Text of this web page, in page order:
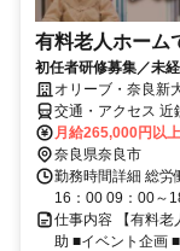
有料老人ホーム
初任者研修募集／未
オリーブ・奈良新
交通・アクセス 近
グ！
月給265,000円以上
奈良県奈良市
勤務時間詳細 総労
16：00 09：00～
仕事内容 【有料老
助 ■イベント企画